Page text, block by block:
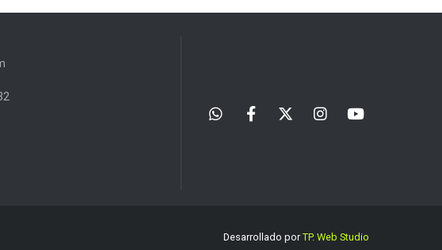
Desarrollado porTP. Web Studio